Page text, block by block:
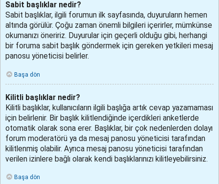
Sabit başlıklar nedir?
Sabit başlıklar, ilgili forumun ilk sayfasında, duyuruların hemen
altında görülür. Çoğu zaman önemli bilgileri içerirler, mümkünse
okumanızı öneririz. Duyurular için geçerli olduğu gibi, herhangi
bir foruma sabit başlık göndermek için gereken yetkileri mesaj
panosu yöneticisi belirler.
Başa dön
Kilitli başlıklar nedir?
Kilitli başlıklar, kullanıcıların ilgili başlığa artık cevap yazamaması
için belirlenir. Bir başlık kilitlendiğinde içerdikleri anketlerde
otomatik olarak sona erer. Başlıklar, bir çok nedenlerden dolayı
forum moderatörü ya da mesaj panosu yöneticisi tarafından
kilitlenmiş olabilir. Ayrıca mesaj panosu yöneticisi tarafından
verilen izinlere bağlı olarak kendi başlıklarınızı kilitleyebilirsiniz.
Başa dön